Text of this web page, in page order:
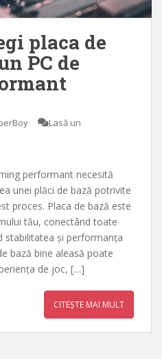
placa de
PC de
Lasă un
performant necesită
unei plăci de bază potrivite
proces. Placa de bază este
tău, conectând toate
stabilitatea și performanța
bază bine aleasă poate
de joc, […]
CITEȘTE MAI MULT